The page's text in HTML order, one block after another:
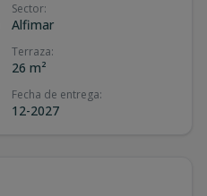
Sector:
Alfimar
Terraza:
26 m²
Fecha de entrega:
12-2027